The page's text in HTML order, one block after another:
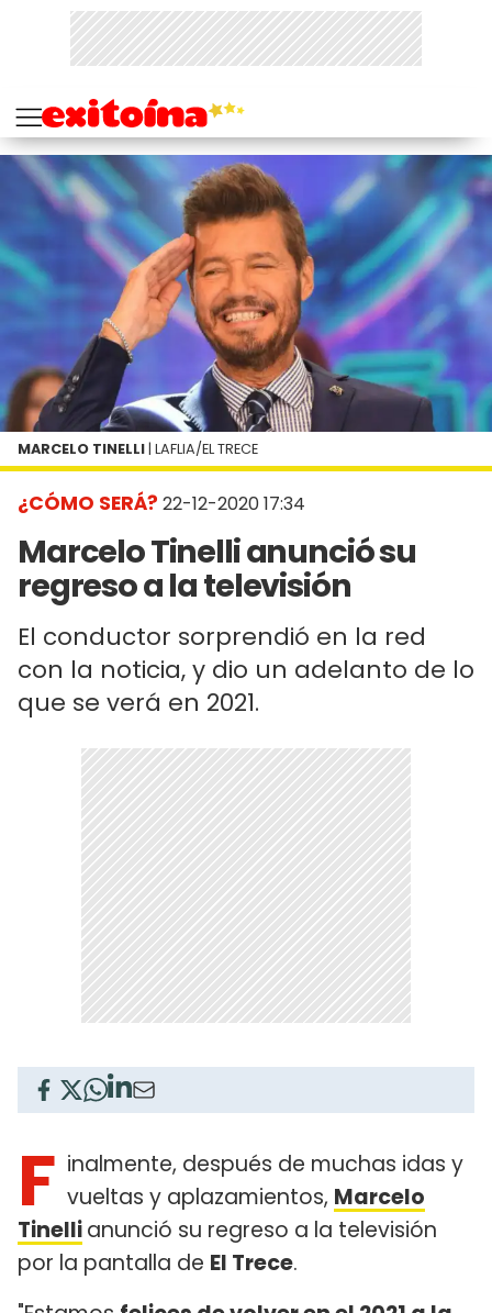
¿CÓMO SERÁ? 22-12-2020 17:34
Marcelo Tinelli anunció su
regreso a la televisión
El conductor sorprendió en la red
con la noticia, y dio un adelanto de lo
que se verá en 2021.
MARCELO TINELLI | LAFLIA/EL TRECE
F inalmente, después de muchas idas y
vueltas y aplazamientos, Marcelo
Tinellianunció su regreso a la televisión
por la pantalla de El Trece.